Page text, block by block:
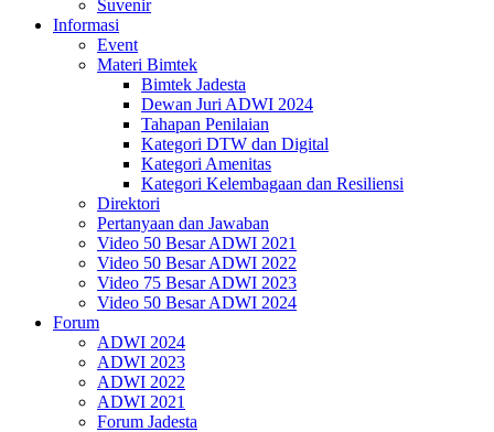
Suvenir
Informasi
Event
Materi Bimtek
Bimtek Jadesta
Dewan Juri ADWI 2024
Tahapan Penilaian
Kategori DTW dan Digital
Kategori Amenitas
Kategori Kelembagaan dan Resiliensi
Direktori
Pertanyaan dan Jawaban
Video 50 Besar ADWI 2021
Video 50 Besar ADWI 2022
Video 75 Besar ADWI 2023
Video 50 Besar ADWI 2024
Forum
ADWI 2024
ADWI 2023
ADWI 2022
ADWI 2021
Forum Jadesta